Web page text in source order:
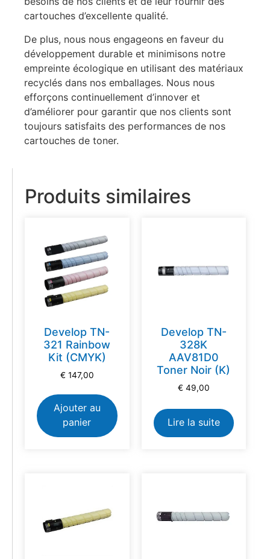
cartouches d’excellente qualité.
De plus, nous nous engageons en faveur du
développement durable et minimisons notre
empreinte écologique en utilisant des matériaux
recyclés dans nos emballages. Nous nous
efforçons continuellement d’innover et
d’améliorer pour garantir que nos clients sont
toujours satisfaits des performances de nos
cartouches de toner.
Produits similaires
Develop TN-
321 Rainbow
Kit (CMYK)
€ 147,00
Ajouter au
panier
Develop TN-
328K
AAV81D0
Toner Noir (K)
€ 49,00
Lire la suite